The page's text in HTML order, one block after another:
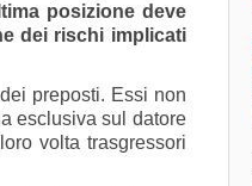
posizione deve
dei rischi implicati
preposti. Essi non
esclusiva sul datore
volta trasgressori